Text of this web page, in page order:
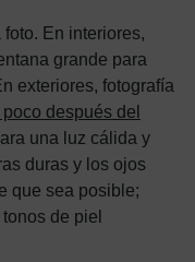
En interiores,
grande para
exteriores, fotografía
después del
una luz cálida y
duras y los ojos
que sea posible;
de piel